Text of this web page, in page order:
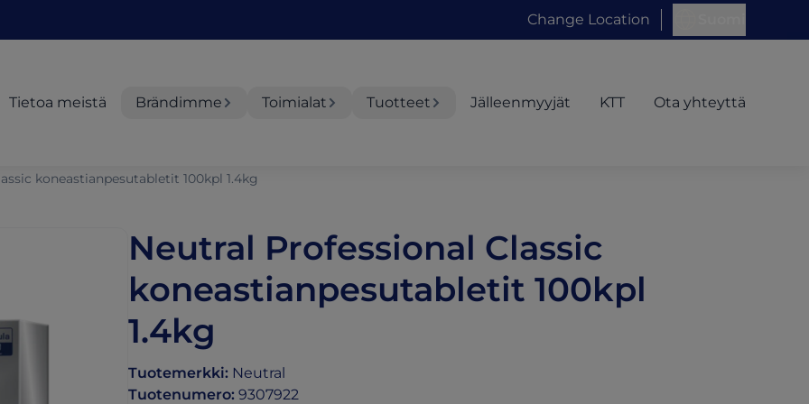
Change Location
Tietoa meistä Brändimme Toimialat Tuotteet Jälleenmyyjät KTT Ota yhteyttä
koneastianpesutabletit 100kpl 1.4kg
Neutral Professional Classic
koneastianpesutabletit 100kpl
1.4kg
Tuotemerkki: Neutral
Tuotenumero: 9307922